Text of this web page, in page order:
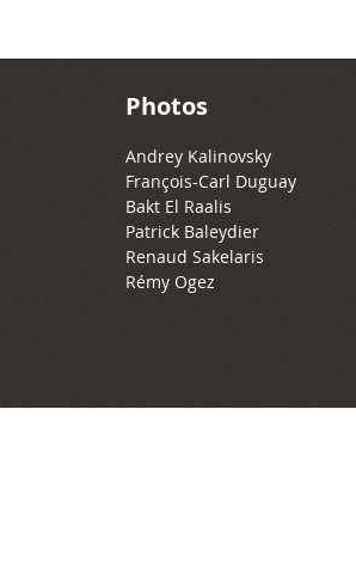
Photos
Andrey Kalinovsky
François-Carl Duguay
Bakt El Raalis
Patrick Baleydier
Renaud Sakelaris
Rémy Ogez